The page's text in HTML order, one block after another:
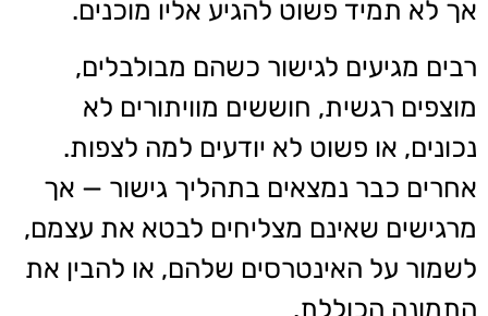
אך לא תמיד פשוט להגיע אליו מוכנים.
רבים מגיעים לגישור כשהם מבולבלים,
מוצפים רגשית, חוששים מוויתורים לא
נכונים, או פשוט לא יודעים למה לצפות.
אחרים כבר נמצאים בתהליך גישור — אך
מרגישים שאינם מצליחים לבטא את עצמם,
לשמור על האינטרסים שלהם, או להבין את
התמונה הכוללת.